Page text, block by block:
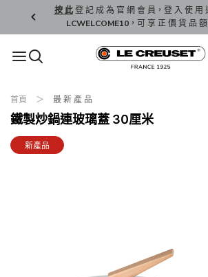
按 此登 記 成 為 官 網 會 員，登 入 使 用
LCWELCOME10，可 享 正 價 貨 品 額
首頁 最 新 產 品
鐵製炒鍋連玻璃蓋 30厘米
新產品